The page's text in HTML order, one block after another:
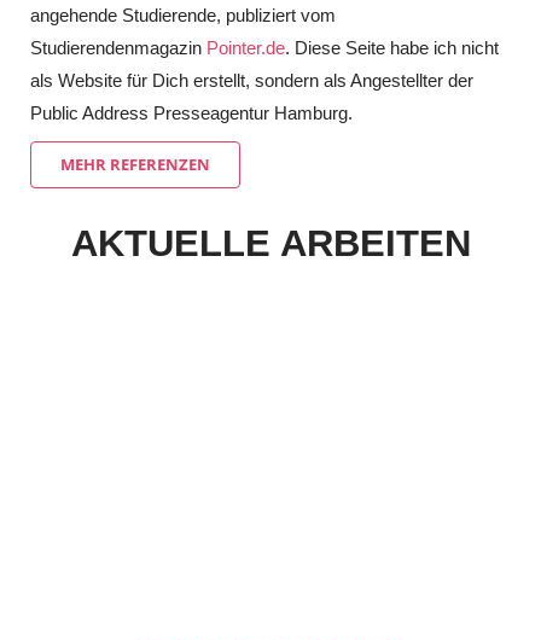
angehende Studierende, publiziert vom
Studierendenmagazin Pointer.de. Diese Seite habe ich nicht
als Website für Dich erstellt, sondern als Angestellter der
Public Address Presseagentur Hamburg.
MEHR REFERENZEN
AKTUELLE ARBEITEN